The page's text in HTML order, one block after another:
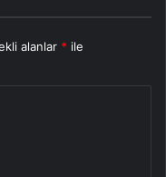
alanlar * ile